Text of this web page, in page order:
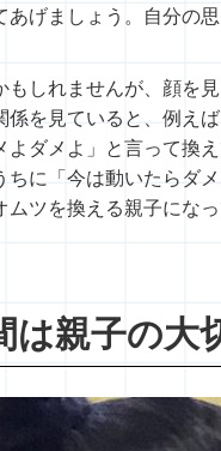
あげましょう。自分の
しれませんが、顔を
係を見ていると、例え
ダメよ」と言って換
ちに「今は動いたらダ
ムツを換える親子にな
は親子の大